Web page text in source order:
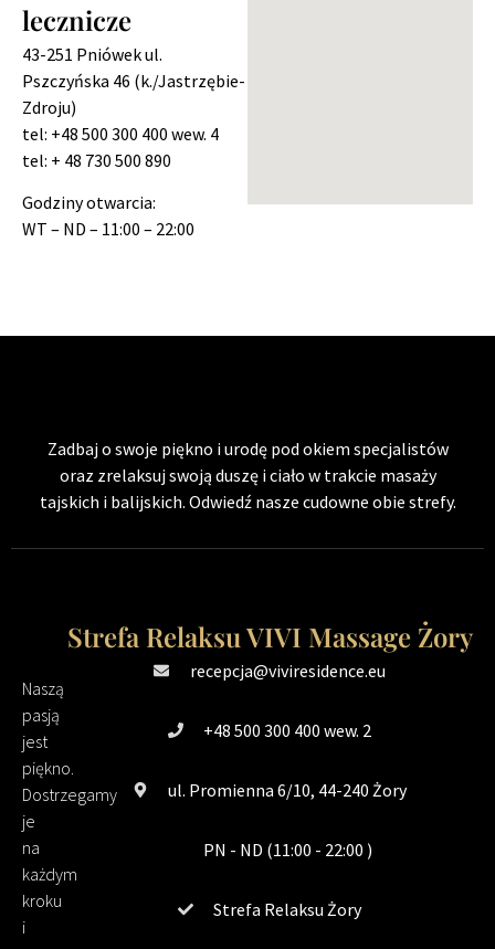
lecznicze
43-251 Pniówek ul.
Pszczyńska 46 (k./Jastrzębie-
Zdroju)
tel: +48 500 300 400 wew. 4
tel: + 48 730 500 890
Godziny otwarcia:
WT – ND – 11:00 – 22:00
Zadbaj o swoje piękno i urodę pod okiem specjalistów
oraz zrelaksuj swoją duszę i ciało w trakcie masaży
tajskich i balijskich. Odwiedź nasze cudowne obie strefy.
Naszą
pasją
jest
piękno.
Dostrzegamy
je
na
każdym
kroku
i
Strefa Relaksu VIVI Massage Żory
recepcja@viviresidence.eu
+48 500 300 400 wew. 2
ul. Promienna 6/10, 44-240 Żory
PN - ND (11:00 - 22:00 )
Strefa Relaksu Żory